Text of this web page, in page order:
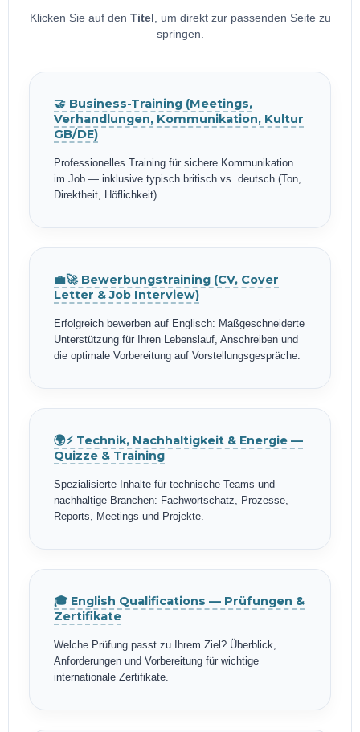
Klicken Sie auf den Titel , um direkt zur passenden Seite zu
springen.
🤝 Business-Training (Meetings,
Verhandlungen, Kommunikation, Kultur
GB/DE)
Professionelles Training für sichere Kommunikation
im Job — inklusive typisch britisch vs. deutsch (Ton,
Direktheit, Höflichkeit).
💼🚀 Bewerbungstraining (CV, Cover
Letter & Job Interview)
Erfolgreich bewerben auf Englisch: Maßgeschneiderte
Unterstützung für Ihren Lebenslauf, Anschreiben und
die optimale Vorbereitung auf Vorstellungsgespräche.
🌍⚡ Technik, Nachhaltigkeit & Energie —
Quizze & Training
Spezialisierte Inhalte für technische Teams und
nachhaltige Branchen: Fachwortschatz, Prozesse,
Reports, Meetings und Projekte.
🎓 English Qualifications — Prüfungen &
Zertifikate
Welche Prüfung passt zu Ihrem Ziel? Überblick,
Anforderungen und Vorbereitung für wichtige
internationale Zertifikate.